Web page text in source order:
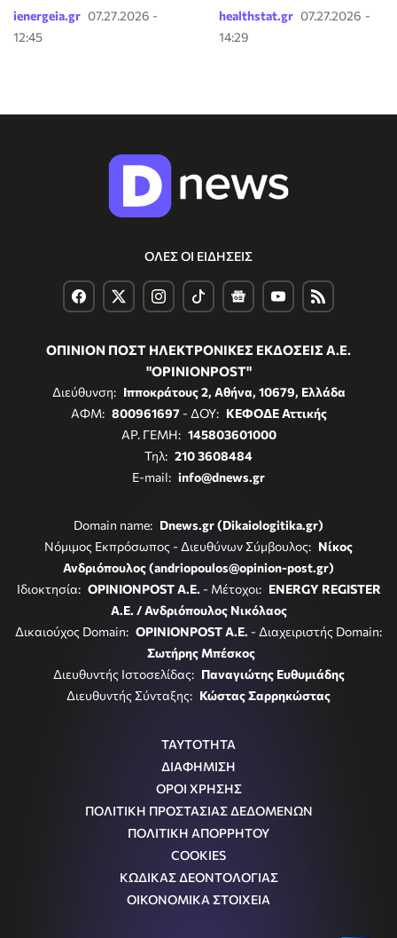
ienergeia.gr 07.27.2026 -
12:45
healthstat.gr 07.27.2026 -
14:29
ΟΛΕΣ ΟΙ ΕΙΔΗΣΕΙΣ
ΟΠΙΝΙΟΝ ΠΟΣΤ ΗΛΕΚΤΡΟΝΙΚΕΣ ΕΚΔΟΣΕΙΣ Α.Ε.
"OPINIONPOST"
Διεύθυνση: Ιπποκράτους 2, Αθήνα, 10679, Ελλάδα
ΑΦΜ: 800961697- ΔΟΥ: ΚΕΦΟΔΕ Αττικής
ΑΡ. ΓΕΜΗ: 145803601000
Τηλ: 210 3608484
E-mail: info@dnews.gr
Domain name: Dnews.gr (Dikaiologitika.gr)
Νόμιμος Εκπρόσωπος - Διευθύνων Σύμβουλος: Νίκος
Ανδριόπουλος (andriopoulos@opinion-post.gr)
Ιδιοκτησία: OPINIONPOST A.E. - Μέτοχοι: ENERGY REGISTER
Α.Ε. / Ανδριόπουλος Νικόλαος
Δικαιούχος Domain: OPINIONPOST A.E. - Διαχειριστής Domain:
Σωτήρης Μπέσκος
Διευθυντής Ιστοσελίδας: Παναγιώτης Ευθυμιάδης
Διευθυντής Σύνταξης: Κώστας Σαρρηκώστας
ΤΑΥΤΟΤΗΤΑ
ΔΙΑΦΗΜΙΣΗ
ΟΡΟΙ ΧΡΗΣΗΣ
ΠΟΛΙΤΙΚΗ ΠΡΟΣΤΑΣΙΑΣ ΔΕΔΟΜΕΝΩΝ
ΠΟΛΙΤΙΚΗ ΑΠΟΡΡΗΤΟΥ
COOKIES
ΚΩΔΙΚΑΣ ΔΕΟΝΤΟΛΟΓΙΑΣ
ΟΙΚΟΝΟΜΙΚΑ ΣΤΟΙΧΕΙΑ